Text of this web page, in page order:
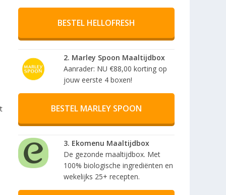
BESTEL HELLOFRESH
2. Marley Spoon Maaltijdbox
Aanrader: NU €88,00 korting op
jouw eerste 4 boxen!
BESTEL MARLEY SPOON
3. Ekomenu Maaltijdbox
De gezonde maaltijdbox. Met
100% biologische ingrediënten en
wekelijks 25+ recepten.